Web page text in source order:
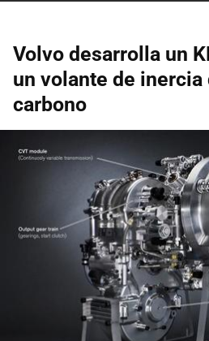
Volvo desarrolla un
un volante de inercia
carbono